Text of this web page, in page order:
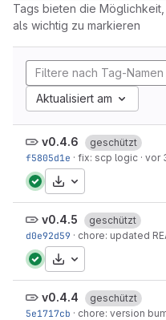
Tags bieten die
als wichtig zu markieren
Aktualisiert am
v0.4.6
geschützt
f5805d1e · fix: scp logic · vor
Herunterladen
v0.4.5
geschützt
d0e92d59 · chore: updated
Herunterladen
v0.4.4
geschützt
5e1717cb · chore: version